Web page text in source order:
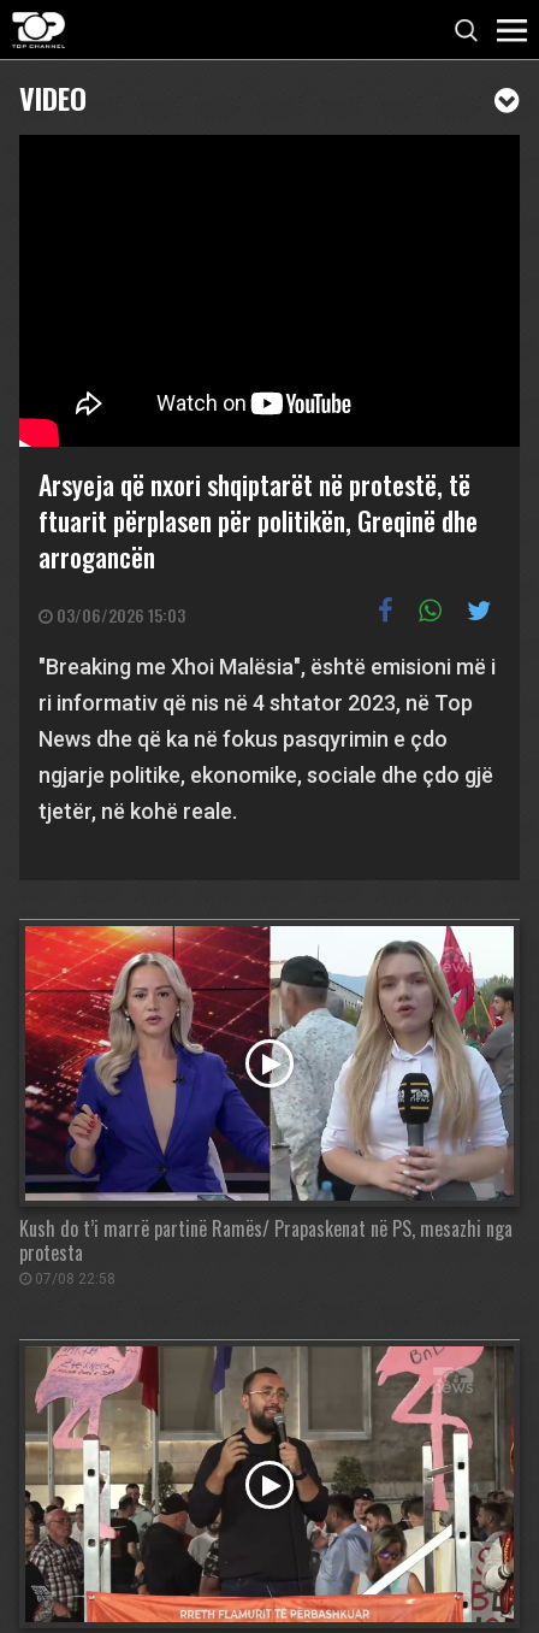
VIDEO
Arsyeja që nxori shqiptarët në protestë, të
ftuarit përplasen për politikën, Greqinë dhe
arrogancën
03/06/2026 15:03
"Breaking me Xhoi Malësia", është emisioni më i
ri informativ që nis në 4 shtator 2023, në Top
News dhe që ka në fokus pasqyrimin e çdo
ngjarje politike, ekonomike, sociale dhe çdo gjë
tjetër, në kohë reale.
Kush do t’i marrë partinë Ramës/ Prapaskenat në PS, mesazhi nga
protesta
07/08 22:58